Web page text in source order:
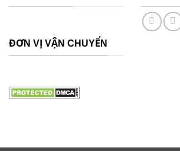
ĐƠN VỊ VẬN CHUYỂN